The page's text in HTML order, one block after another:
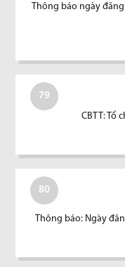
Thông báo ngày
79
CBTT: Tổ
80
Thông báo: Ngày